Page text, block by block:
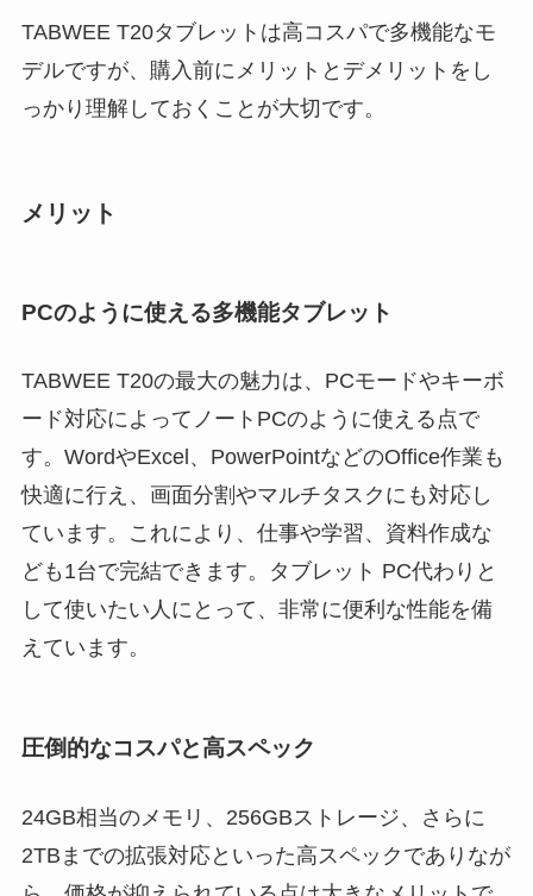
TABWEE T20タブレットは高コスパで多機能なモ
デルですが、購入前にメリットとデメリットをし
っかり理解しておくことが大切です。
メリット
PCのように使える多機能タブレット
TABWEE T20の最大の魅力は、PCモードやキーボ
ード対応によってノートPCのように使える点で
す。WordやExcel、PowerPointなどのOffice作業も
快適に行え、画面分割やマルチタスクにも対応し
ています。これにより、仕事や学習、資料作成な
ども1台で完結できます。タブレット PC代わりと
して使いたい人にとって、非常に便利な性能を備
えています。
圧倒的なコスパと高スペック
24GB相当のメモリ、256GBストレージ、さらに
2TBまでの拡張対応といった高スペックでありなが